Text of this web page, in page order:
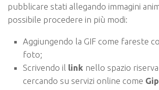
pubblicare stati allegando immagini
possibile procedere in più modi:
Aggiungendo la GIF come fareste
foto;
Scrivendo il link nello spazio
cercando su servizi online come